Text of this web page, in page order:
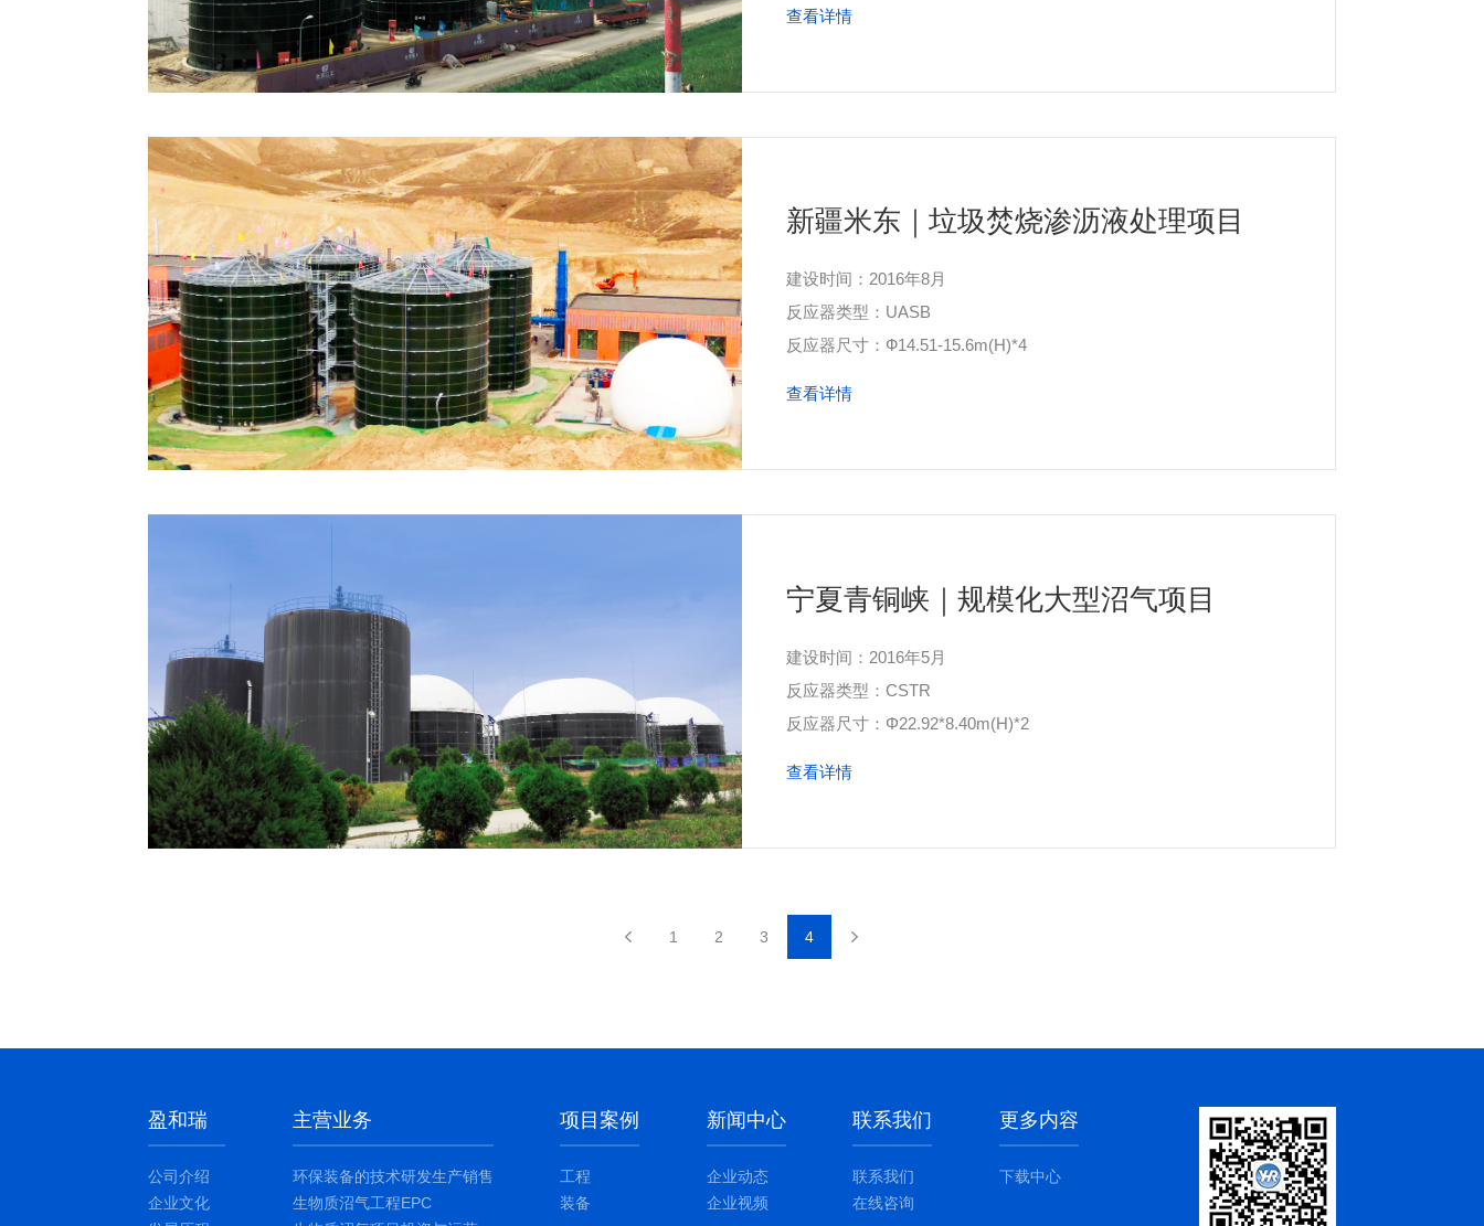
查看详情
新疆米东｜垃圾焚烧渗沥液处理项目
建设时间：2016年8月
反应器类型：UASB
反应器尺寸：Ф14.51-15.6m(H)*4
查看详情
宁夏青铜峡｜规模化大型沼气项目
建设时间：2016年5月
反应器类型：CSTR
反应器尺寸：Φ22.92*8.40m(H)*2
查看详情
1 2 3 4
盈和瑞
公司介绍
企业文化
主营业务
环保装备的技术研发生产销售
生物质沼气工程EPC
项目案例
工程
装备
新闻中心
企业动态
企业视频
联系我们
联系我们
在线咨询
更多内容
下载中心